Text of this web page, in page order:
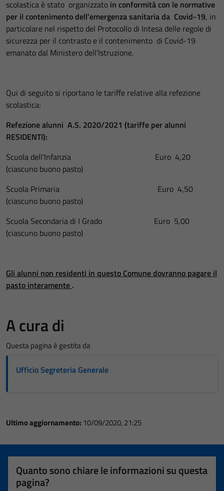
scolastica è stato organizzato in conformità con le normative
per il contenimento dell’emergenza sanitaria da Covid-19, in
particolare nel rispetto del Protocollo di Intesa delle regole di
sicurezza per il contrasto e il contenimento di Covid-19
emanato dal Ministero dell’Istruzione.
Qui di seguito si riportano le tariffe relative alla refezione
scolastica:
Refezione alunni A.S. 2020/2021 (tariffe per alunni
RESIDENTI):
Scuola dell'Infanzia Euro 4,20
(ciascuno buono pasto)
Scuola Primaria Euro 4,50
(ciascuno buono pasto)
Scuola Secondaria di I Grado Euro 5,00
(ciascuno buono pasto)
Gli alunni non residenti in questo Comune dovranno pagare il
pasto interamente .
A cura di
Questa pagina è gestita da
Ufficio Segreteria Generale
Ultimo aggiornamento: 10/09/2020, 21:25
Quanto sono chiare le informazioni su questa
pagina?